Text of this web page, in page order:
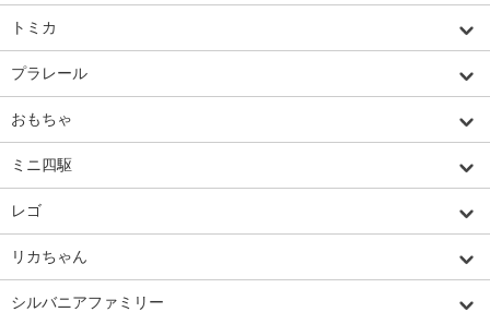
トミカ
プラレール
おもちゃ
ミニ四駆
レゴ
リカちゃん
シルバニアファミリー